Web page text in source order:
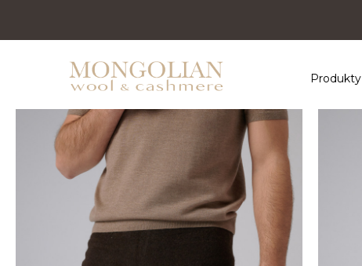
Produkty